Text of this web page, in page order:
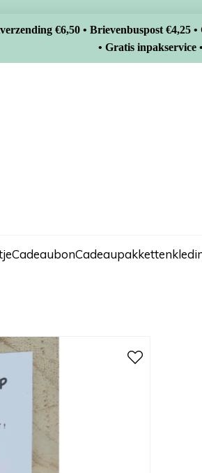
€6,50 • Brievenbuspost €4,25
• Gratis inpakservice •
CadeaubonCadeaupakketten